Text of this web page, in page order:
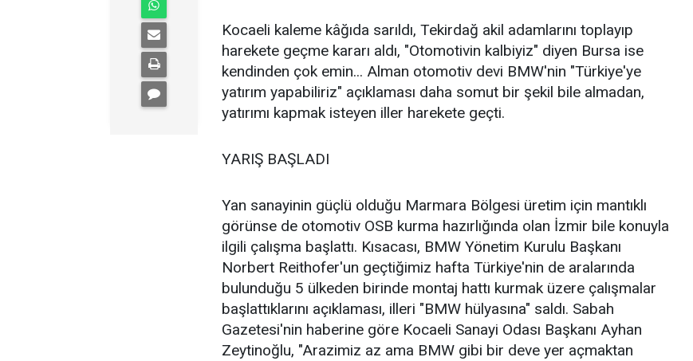
Kocaeli kaleme kâğıda sarıldı, Tekirdağ akil adamlarını toplayıp
harekete geçme kararı aldı, "Otomotivin kalbiyiz" diyen Bursa ise
kendinden çok emin... Alman otomotiv devi BMW'nin "Türkiye'ye
yatırım yapabiliriz" açıklaması daha somut bir şekil bile almadan,
yatırımı kapmak isteyen iller harekete geçti.
YARIŞ BAŞLADI
Yan sanayinin güçlü olduğu Marmara Bölgesi üretim için mantıklı
görünse de otomotiv OSB kurma hazırlığında olan İzmir bile konuyla
ilgili çalışma başlattı. Kısacası, BMW Yönetim Kurulu Başkanı
Norbert Reithofer'un geçtiğimiz hafta Türkiye'nin de aralarında
bulunduğu 5 ülkeden birinde montaj hattı kurmak üzere çalışmalar
başlattıklarını açıklaması, illeri "BMW hülyasına" saldı. Sabah
Gazetesi'nin haberine göre Kocaeli Sanayi Odası Başkanı Ayhan
Zeytinoğlu, "Arazimiz az ama BMW gibi bir deve yer açmaktan